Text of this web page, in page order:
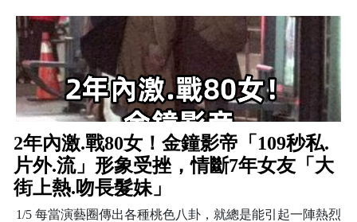
2年內激.戰80女！金鐘影帝「109秒私.
片外.流」形象受挫，情斷7年女友「大
街上熱.吻長髮妹」
1/5 每當演藝圈傳出各種桃色八卦，就總是能引起一陣熱烈